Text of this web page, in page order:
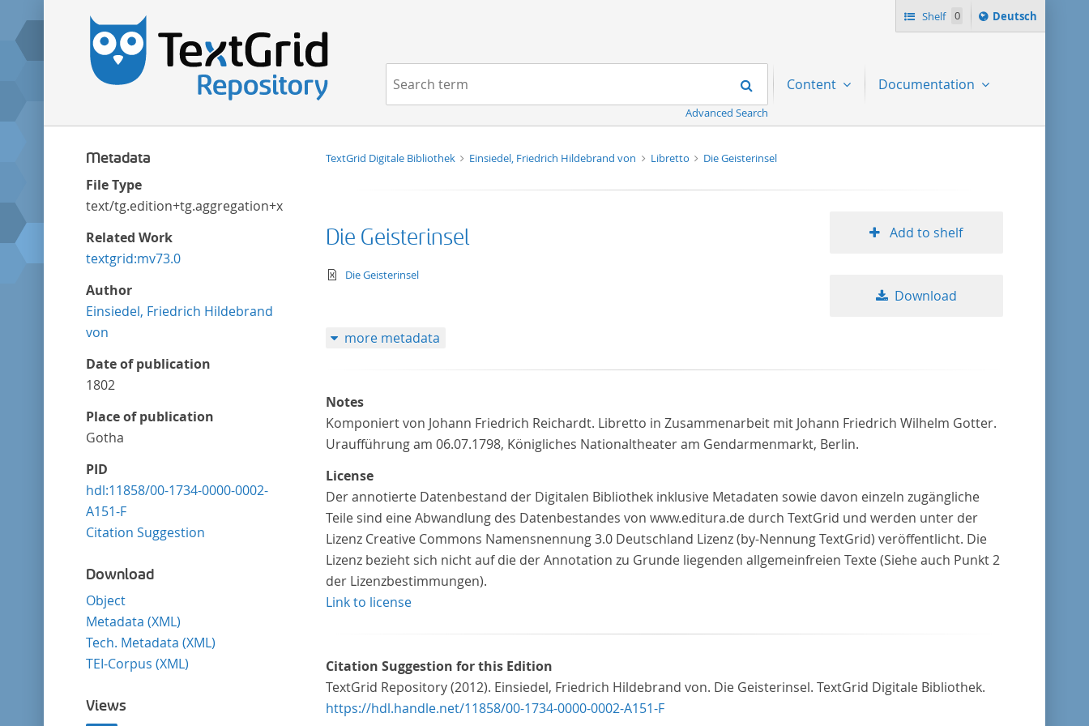
Shelf 0
Sprache
ï¿½ndern
Deutsch
Navigation Search
Advanced Search
Content Documentation
Metadata
File Type
text/tg.edition+tg.aggregation+xml
Related Work
textgrid:mv73.0
Author
Einsiedel, Friedrich Hildebrand
von
Date of publication
1802
Place of publication
Gotha
PID
hdl:11858/00-1734-0000-0002-
A151-F
Citation Suggestion
Download
Object
Metadata (XML)
Tech. Metadata (XML)
TEI-Corpus (XML)
Views
TextGrid Digitale Bibliothek Einsiedel, Friedrich Hildebrand von Libretto Die Geisterinsel
Die Geisterinsel
text/xml
Die Geisterinsel
Add to shelf
Download
more metadata
Notes
Komponiert von Johann Friedrich Reichardt. Libretto in Zusammenarbeit mit Johann Friedrich Wilhelm Gotter.
Uraufführung am 06.07.1798, Königliches Nationaltheater am Gendarmenmarkt, Berlin.
License
Der annotierte Datenbestand der Digitalen Bibliothek inklusive Metadaten sowie davon einzeln zugängliche
Teile sind eine Abwandlung des Datenbestandes von www.editura.de durch TextGrid und werden unter der
Lizenz Creative Commons Namensnennung 3.0 Deutschland Lizenz (by-Nennung TextGrid) veröffentlicht. Die
Lizenz bezieht sich nicht auf die der Annotation zu Grunde liegenden allgemeinfreien Texte (Siehe auch Punkt 2
der Lizenzbestimmungen).
Link to license
Citation Suggestion for this Edition
TextGrid Repository (2012). Einsiedel, Friedrich Hildebrand von. Die Geisterinsel. TextGrid Digitale Bibliothek.
https://hdl.handle.net/11858/00-1734-0000-0002-A151-F